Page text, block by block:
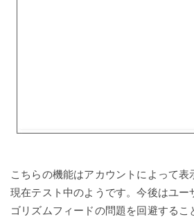
こちらの機能はアカウントによって表
現在テスト中のようです。今後はユー
ゴリズムフィードの問題を回避するこ